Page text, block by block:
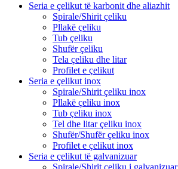
Seria e çelikut të karbonit dhe aliazhit
Spirale/Shirit çeliku
Pllakë çeliku
Tub çeliku
Shufër çeliku
Tela çeliku dhe litar
Profilet e çelikut
Seria e çelikut inox
Spirale/Shirit çeliku inox
Pllakë çeliku inox
Tub çeliku inox
Tel dhe litar çeliku inox
Shufër/Shufër çeliku inox
Profilet e çelikut inox
Seria e çelikut të galvanizuar